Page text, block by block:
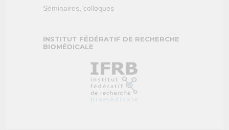
Séminaires, colloques
INSTITUT FÉDÉRATIF DE RECHERCHE
BIOMÉDICALE